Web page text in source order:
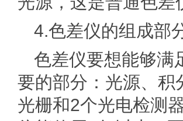
4.色差仪的组成部
色差仪要想能够满
要的部分：光源、积
光栅和2个光电检测